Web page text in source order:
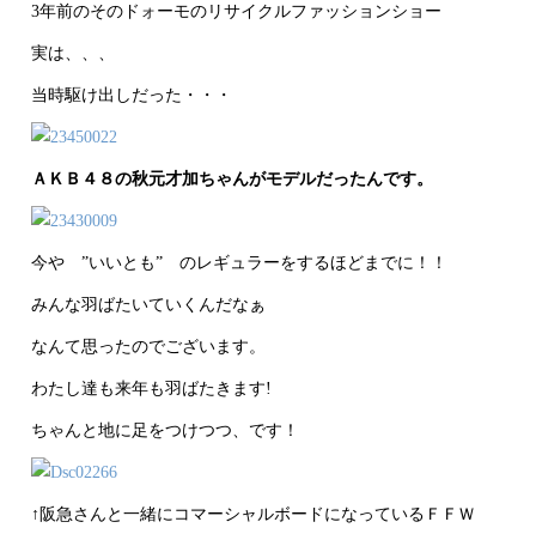
3年前のそのドォーモのリサイクルファッションショー
実は、、、
当時駆け出しだった・・・
ＡＫＢ４８の秋元才加ちゃんがモデルだったんです。
今や ”いいとも” のレギュラーをするほどまでに！！
みんな羽ばたいていくんだなぁ
なんて思ったのでございます。
わたし達も来年も羽ばたきます!
ちゃんと地に足をつけつつ、です！
↑阪急さんと一緒にコマーシャルボードになっているＦＦＷ